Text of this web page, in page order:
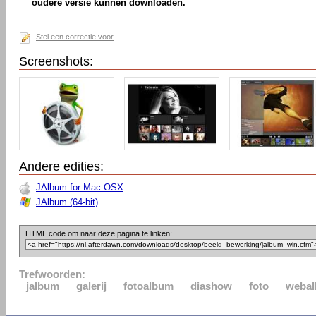
oudere versie kunnen downloaden.
Stel een correctie voor
Screenshots:
Andere edities:
JAlbum for Mac OSX
JAlbum (64-bit)
HTML code om naar deze pagina te linken:
Trefwoorden:
jalbum
galerij fotoalbum diashow foto